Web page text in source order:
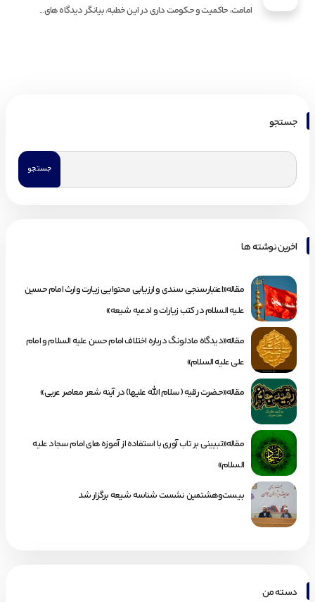
امامت، حاکمیت و حکومت داری در این خطبه، بیانگر دیدگاه های...
جستجو
اخرین نوشته ها
مقاله«اعتبارسنجی سندی و ارزیابی محتوایی زیارت وارث امام حسین
علیه السلام در کتب زیارات و ادعیه شیعه»
مقاله«دیدگاه مادلونگ درباره اختلاف امام حسن علیه السلام و امام
علی علیه السلام»
مقاله«حضرت رقیه (سلام الله علیها) در آینه شعر معاصر عربی»
مقاله«تبیینی بر تاب آوری با استفاده از آموزه های امام سجاد علیه
السلام»
بیست‌وهشتمین نشست شناسه شیعه برگزار شد
دسته من